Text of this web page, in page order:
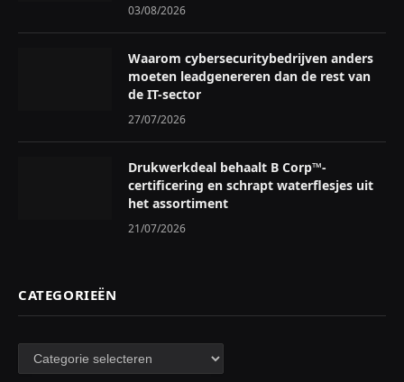
03/08/2026
Waarom cybersecuritybedrijven anders
moeten leadgenereren dan de rest van
de IT-sector
27/07/2026
Drukwerkdeal behaalt B Corp™-
certificering en schrapt waterflesjes uit
het assortiment
21/07/2026
CATEGORIEËN
Categorieën